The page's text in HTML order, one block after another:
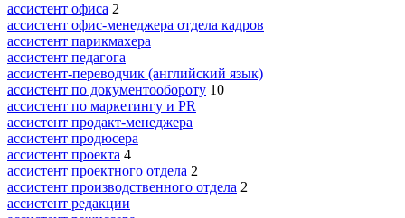
ассистент офиса 2
ассистент офис-менеджера отдела кадров
ассистент парикмахера
ассистент педагога
ассистент-переводчик (английский язык)
ассистент по документообороту 10
ассистент по маркетингу и PR
ассистент продакт-менеджера
ассистент продюсера
ассистент проекта 4
ассистент проектного отдела 2
ассистент производственного отдела 2
ассистент редакции